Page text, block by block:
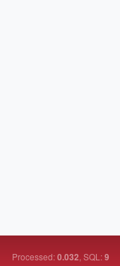
Processed:0.032, SQL:9